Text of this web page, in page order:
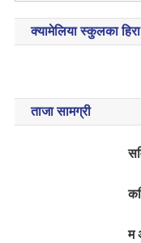
क्यामेलिया स्कुलका हिरा
ताजा सामग्री
म